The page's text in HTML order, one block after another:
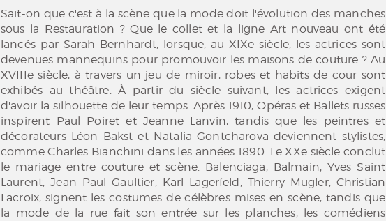
Sait-on que c'est à la scène que la mode doit l'évolution des manches
sous la Restauration ? Que le collet et la ligne Art nouveau ont été
lancés par Sarah Bernhardt, lorsque, au XIXe siècle, les actrices sont
devenues mannequins pour promouvoir les maisons de couture ? Au
XVIIIe siècle, à travers un jeu de miroir, robes et habits de cour sont
exhibés au théâtre. À partir du siècle suivant, les actrices exigent
d'avoir la silhouette de leur temps. Après 1910, Opéras et Ballets russes
inspirent Paul Poiret et Jeanne Lanvin, tandis que les peintres et
décorateurs Léon Bakst et Natalia Gontcharova deviennent stylistes,
comme Charles Bianchini dans les années 1890. Le XXe siècle conclut
le mariage entre couture et scène. Balenciaga, Balmain, Yves Saint
Laurent, Jean Paul Gaultier, Karl Lagerfeld, Thierry Mugler, Christian
Lacroix, signent les costumes de célèbres mises en scène, tandis que
la mode de la rue fait son entrée sur les planches, les comédiens